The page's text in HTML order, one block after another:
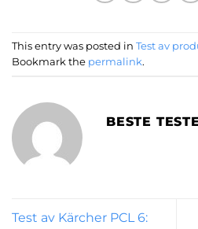
This entry was posted in Test av
Bookmark the permalink.
BESTE
Test av Kärcher PCL 6: